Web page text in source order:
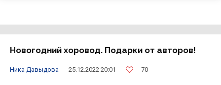
Новогодний хоровод. Подарки от авторов!
Ника Давыдова 25.12.2022 20:01 70